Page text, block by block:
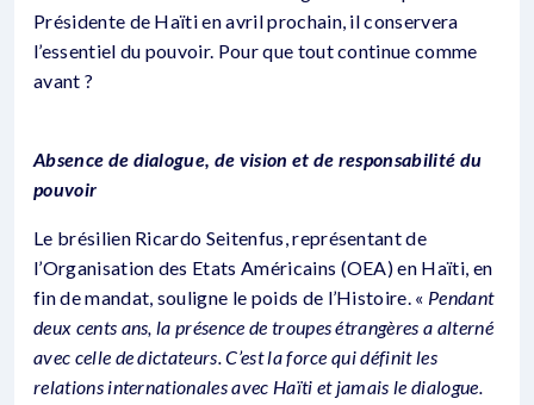
Présidente de Haïti en avril prochain, il conservera
l’essentiel du pouvoir. Pour que tout continue comme
avant ?
Absence de dialogue, de vision et de responsabilité du
pouvoir
Le brésilien Ricardo Seitenfus, représentant de
l’Organisation des Etats Américains (OEA) en Haïti, en
fin de mandat, souligne le poids de l’Histoire. « Pendant
deux cents ans, la présence de troupes étrangères a alterné
avec celle de dictateurs. C’est la force qui définit les
relations internationales avec Haïti et jamais le dialogue.